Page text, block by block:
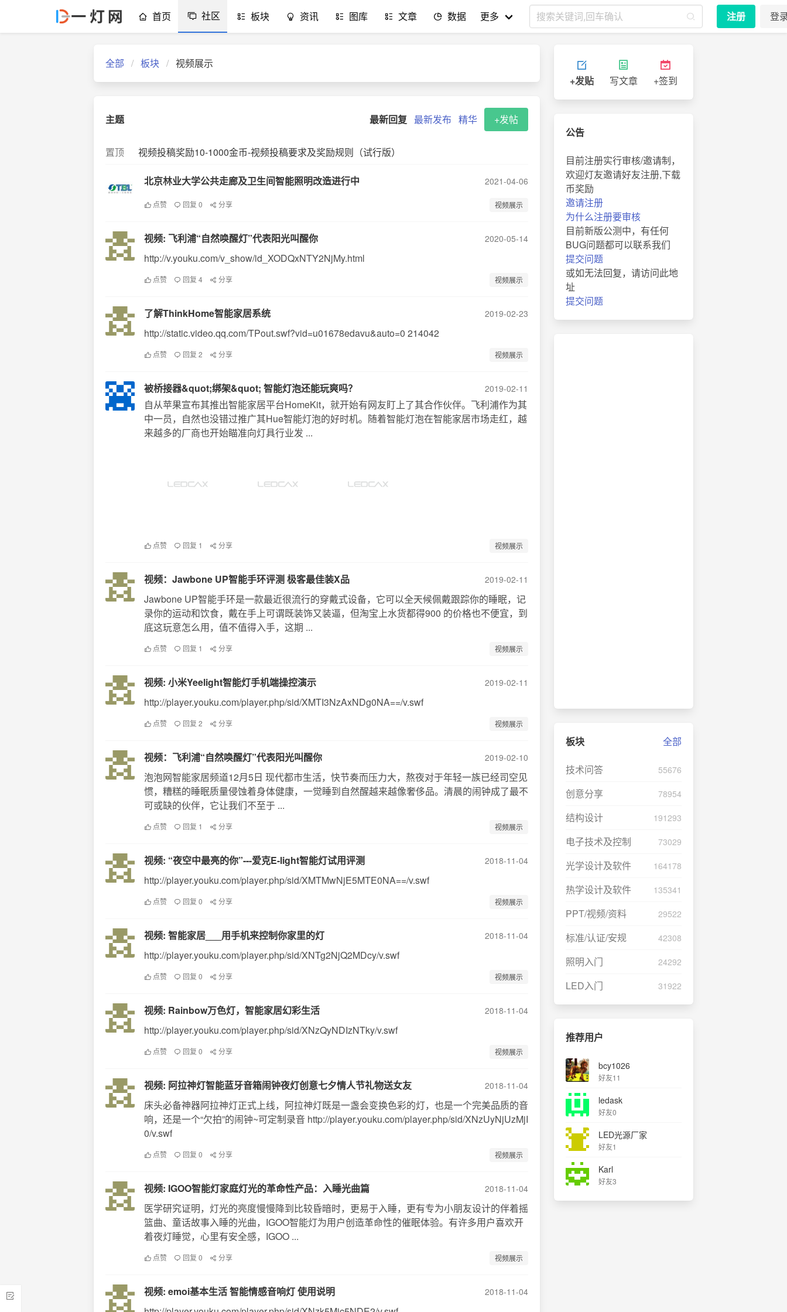
首页 社区 板块 资讯 图库 文章 数据 更多 注册 登
全部 板块 视频展示
主题 最新回复 最新发布 精华 +发帖
置顶 视频投稿奖励10-1000金币-视频投稿要求及奖励规则（试行版）
北京林业大学公共走廊及卫生间智能照明改造进行中 2021-04-06
点赞 回复 0 分享 视频展示
视频: 飞利浦“自然唤醒灯”代表阳光叫醒你 2020-05-14
http://v.youku.com/v_show/id_XODQxNTY2NjMy.html
点赞 回复 4 分享 视频展示
了解ThinkHome智能家居系统 2019-02-23
http://static.video.qq.com/TPout.swf?vid=u01678edavu&auto=0 214042
点赞 回复 2 分享 视频展示
被桥接器&quot;绑架&quot; 智能灯泡还能玩爽吗？ 2019-02-11
自从苹果宣布其推出智能家居平台HomeKit，就开始有网友盯上了其合作伙伴。飞利浦作为其
中一员，自然也没错过推广其Hue智能灯泡的好时机。随着智能灯泡在智能家居市场走红，越
来越多的厂商也开始瞄准向灯具行业发 ...
点赞 回复 1 分享 视频展示
视频：Jawbone UP智能手环评测 极客最佳装X品 2019-02-11
Jawbone UP智能手环是一款最近很流行的穿戴式设备，它可以全天候佩戴跟踪你的睡眠，记
录你的运动和饮食，戴在手上可谓既装饰又装逼，但淘宝上水货都得900 的价格也不便宜，到
底这玩意怎么用，值不值得入手，这期 ...
点赞 回复 1 分享 视频展示
视频: 小米Yeelight智能灯手机端操控演示 2019-02-11
http://player.youku.com/player.php/sid/XMTI3NzAxNDg0NA==/v.swf
点赞 回复 2 分享 视频展示
视频：飞利浦“自然唤醒灯”代表阳光叫醒你 2019-02-10
泡泡网智能家居频道12月5日 现代都市生活，快节奏而压力大，熬夜对于年轻一族已经司空见
惯，糟糕的睡眠质量侵蚀着身体健康，一觉睡到自然醒越来越像奢侈品。清晨的闹钟成了最不
可或缺的伙伴，它让我们不至于 ...
点赞 回复 1 分享 视频展示
视频: “夜空中最亮的你”---爱克E-light智能灯试用评测 2018-11-04
http://player.youku.com/player.php/sid/XMTMwNjE5MTE0NA==/v.swf
点赞 回复 0 分享 视频展示
视频: 智能家居___用手机来控制你家里的灯 2018-11-04
http://player.youku.com/player.php/sid/XNTg2NjQ2MDcy/v.swf
点赞 回复 0 分享 视频展示
视频: Rainbow万色灯，智能家居幻彩生活 2018-11-04
http://player.youku.com/player.php/sid/XNzQyNDIzNTky/v.swf
点赞 回复 0 分享 视频展示
视频: 阿拉神灯智能蓝牙音箱闹钟夜灯创意七夕情人节礼物送女友 2018-11-04
床头必备神器阿拉神灯正式上线，阿拉神灯既是一盏会变换色彩的灯，也是一个完美品质的音
响，还是一个“欠拍”的闹钟~可定制录音 http://player.youku.com/player.php/sid/XNzUyNjUzMjI
0/v.swf
点赞 回复 0 分享 视频展示
视频: IGOO智能灯家庭灯光的革命性产品：入睡光曲篇 2018-11-04
医学研究证明，灯光的亮度慢慢降到比较昏暗时，更易于入睡，更有专为小朋友设计的伴着摇
篮曲、童话故事入睡的光曲，IGOO智能灯为用户创造革命性的催眠体验。有许多用户喜欢开
着夜灯睡觉，心里有安全感，IGOO ...
点赞 回复 0 分享 视频展示
视频: emoi基本生活 智能情感音响灯 使用说明 2018-11-04
+发贴 写文章 +签到
公告
目前注册实行审核/邀请制，
欢迎灯友邀请好友注册,下载
币奖励
邀请注册
为什么注册要审核
目前新版公测中，有任何
BUG问题都可以联系我们
提交问题
或如无法回复，请访问此地
址
提交问题
板块 全部
技术问答 55676
创意分享 78954
结构设计 191293
电子技术及控制 73029
光学设计及软件 164178
热学设计及软件 135341
PPT/视频/资料 29522
标准/认证/安规 42308
照明入门 24292
LED入门 31922
推荐用户
bcy1026
好友11
ledask
好友0
LED光源厂家
好友1
Karl
好友3